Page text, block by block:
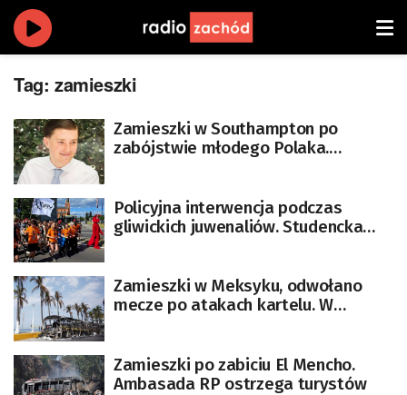
Tag: zamieszki
Zamieszki w Southampton po
zabójstwie młodego Polaka.
Policyjna interwencja podczas
gliwickich juwenaliów. Studencka
Zamieszki w Meksyku, odwołano
mecze po atakach kartelu. W
Zamieszki po zabiciu El Mencho.
Ambasada RP ostrzega turystów